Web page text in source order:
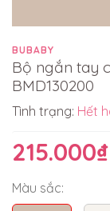
BUBABY
Bộ ngắn tay
BMD130200
Tình trạng: Hết
215.000₫
Màu sắc: